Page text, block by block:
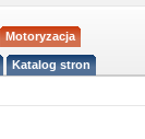
Motoryzacja
Katalog stron